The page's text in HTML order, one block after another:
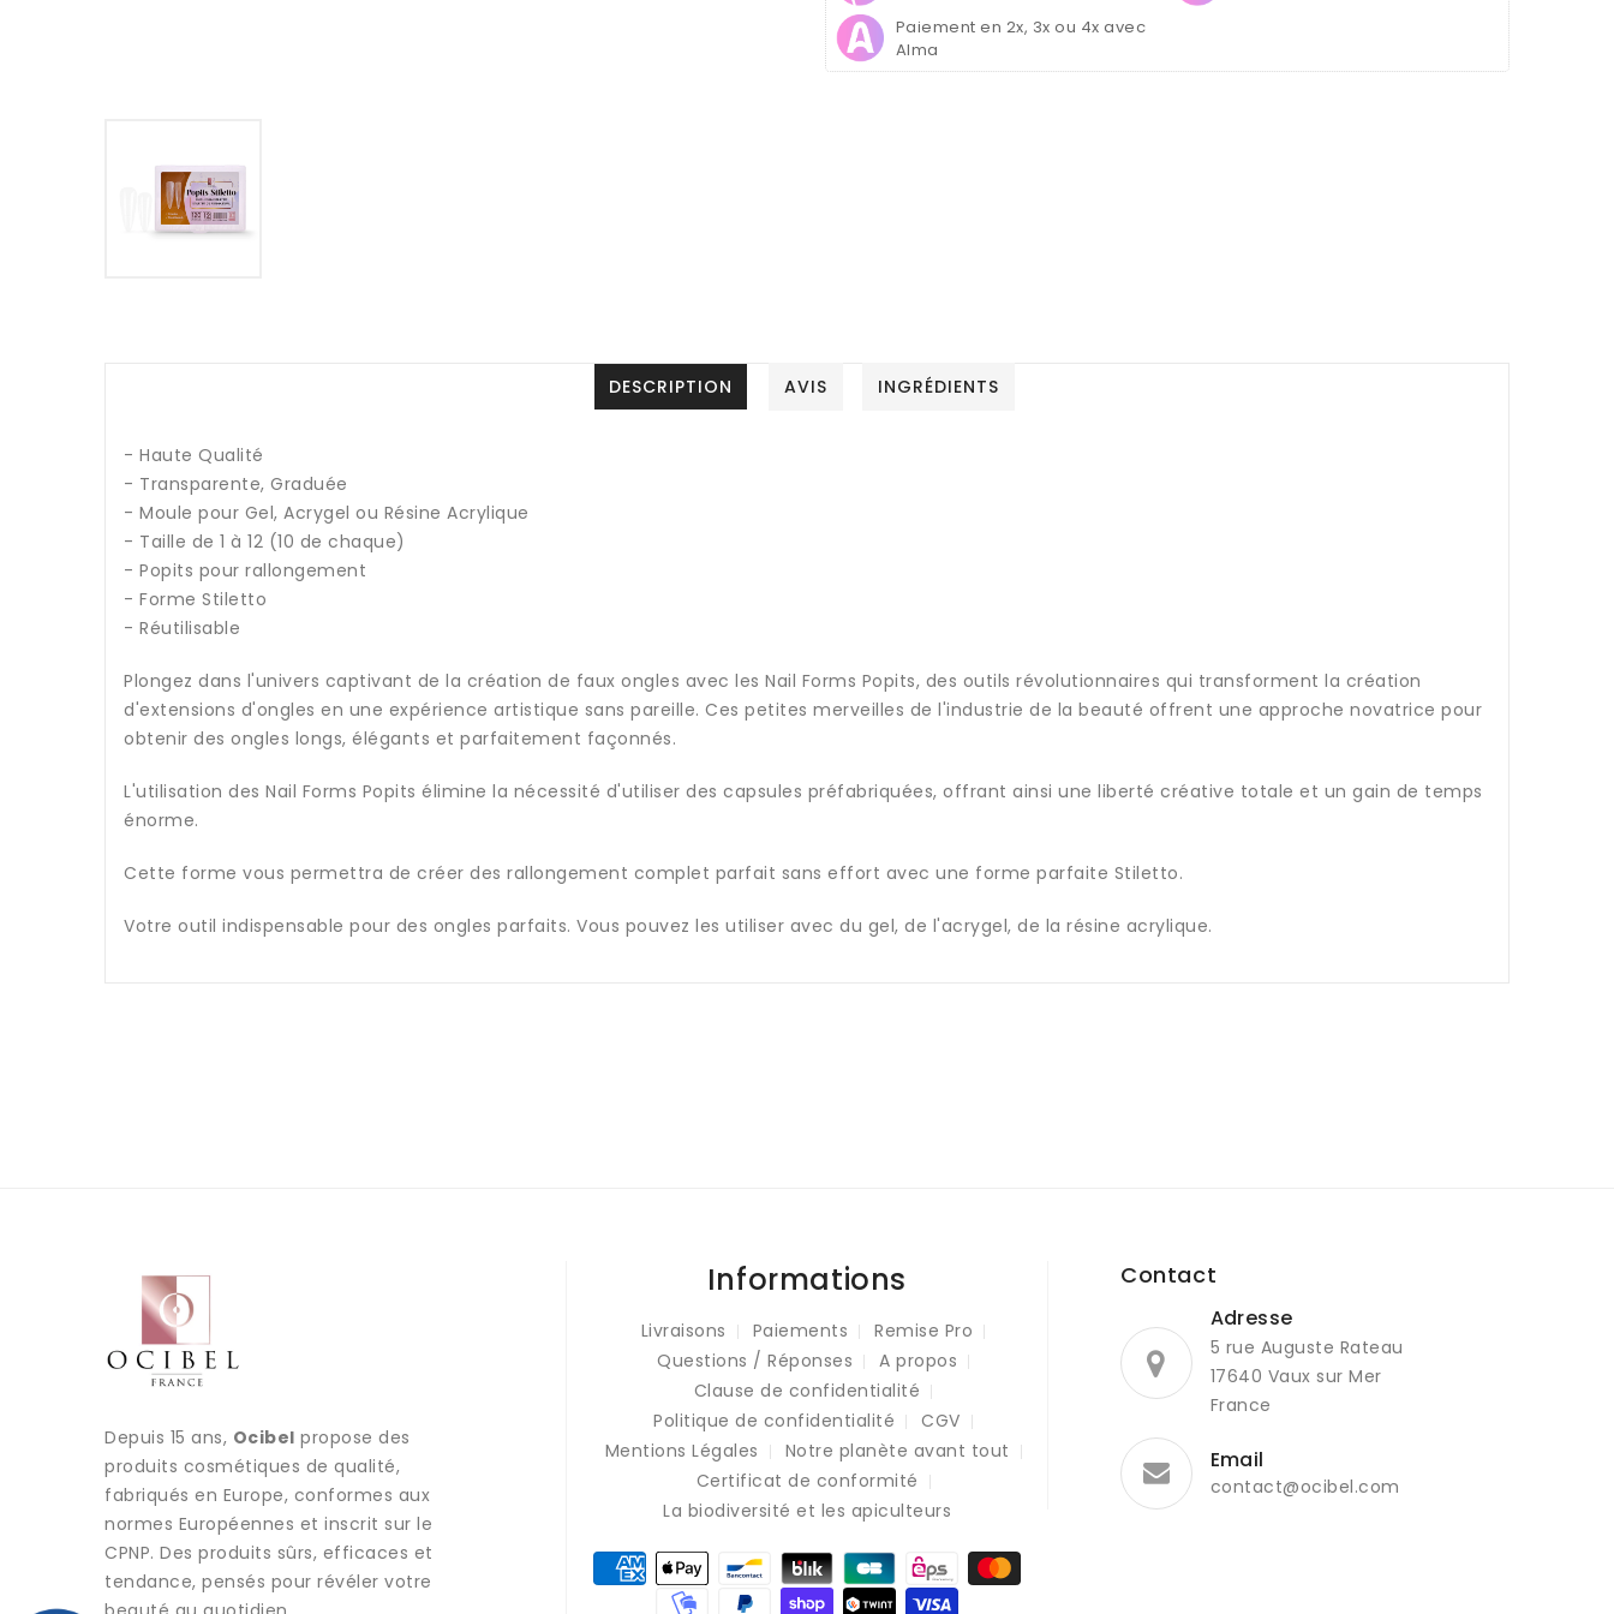
Paiement en 2x, 3x ou 4x avec
Alma
DESCRIPTION AVIS INGRÉDIENTS
- Haute Qualité
- Transparente, Graduée
- Moule pour Gel, Acrygel ou Résine Acrylique
- Taille de 1 à 12 (10 de chaque)
- Popits pour rallongement
- Forme Stiletto
- Réutilisable
Plongez dans l'univers captivant de la création de faux ongles avec les Nail Forms Popits, des outils révolutionnaires qui transforment la création
d'extensions d'ongles en une expérience artistique sans pareille. Ces petites merveilles de l'industrie de la beauté offrent une approche novatrice pour
obtenir des ongles longs, élégants et parfaitement façonnés.
L'utilisation des Nail Forms Popits élimine la nécessité d'utiliser des capsules préfabriquées, offrant ainsi une liberté créative totale et un gain de temps
énorme.
Cette forme vous permettra de créer des rallongement complet parfait sans effort avec une forme parfaite Stiletto.
Votre outil indispensable pour des ongles parfaits. Vous pouvez les utiliser avec du gel, de l'acrygel, de la résine acrylique.
Depuis 15 ans, Ocibel propose des
produits cosmétiques de qualité,
fabriqués en Europe, conformes aux
normes Européennes et inscrit sur le
CPNP. Des produits sûrs, efficaces et
tendance, pensés pour révéler votre
Informations
Livraisons Paiements
Remise Pro
Questions / Réponses
A propos
Clause de confidentialité
Politique de confidentialité
CGV
Mentions Légales
Notre planète avant tout
Certificat de conformité
La biodiversité et les apiculteurs
Contact
Adresse
5 rue Auguste Rateau
17640 Vaux sur Mer
France
Email
contact@ocibel.com